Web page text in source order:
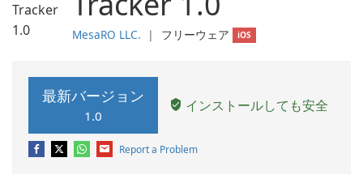
MesaRO LLC. ❘ フリーウェア iOS
最新バージョン
1.0
インストールしても安全
Report a Problem